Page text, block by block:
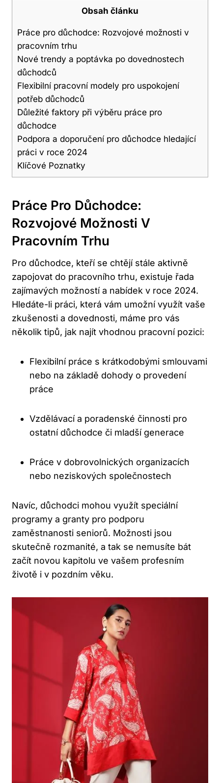
Obsah článku
Práce pro důchodce: Rozvojové možnosti v
pracovním trhu
Nové trendy a poptávka po dovednostech
důchodců
Flexibilní pracovní modely pro uspokojení
potřeb důchodců
Důležité faktory při výběru práce pro
důchodce
Podpora a doporučení pro důchodce hledající
práci v roce 2024
Klíčové Poznatky
Práce Pro Důchodce:
Rozvojové Možnosti V
Pracovním Trhu
Pro důchodce, kteří se chtějí stále aktivně
zapojovat do pracovního trhu, existuje řada
zajímavých možností a nabídek v roce 2024.
Hledáte-li práci, která vám umožní využít vaše
zkušenosti a dovednosti, máme pro vás
několik tipů, jak najít vhodnou pracovní pozici:
Flexibilní práce s krátkodobými smlouvami
nebo na základě dohody o provedení
práce
Vzdělávací a poradenské činnosti pro
ostatní důchodce či mladší generace
Práce v dobrovolnických organizacích
nebo neziskových společnostech
Navíc, důchodci mohou využít speciální
programy a granty pro podporu
zaměstnanosti seniorů. Možnosti jsou
skutečně rozmanité, a tak se nemusíte bát
začít novou kapitolu ve vašem profesním
životě i v pozdním věku.